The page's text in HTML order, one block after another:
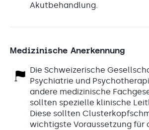
Akutbehandlung.
Medizinische Anerkennung
Die Schweizerische
Psychiatrie und
andere medizinische
sollten spezielle klinische
Diese sollten
wichtigste Voraussetzung für